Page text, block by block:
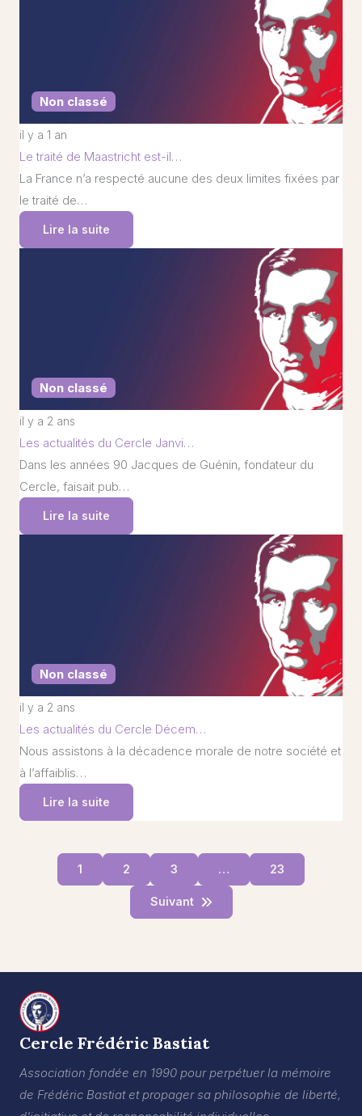
Non classé
il y a 1 an
Le traité de Maastricht est-il…
La France n’a respecté aucune des deux limites fixées par
le traité de…
Lire la suite
Non classé
il y a 2 ans
Les actualités du Cercle Janvi…
Dans les années 90 Jacques de Guénin, fondateur du
Cercle, faisait pub…
Lire la suite
Non classé
il y a 2 ans
Les actualités du Cercle Décem…
Nous assistons à la décadence morale de notre société et
à l’affaiblis…
Lire la suite
1 2 3 … 23
Suivant
Cercle Frédéric Bastiat
Association fondée en 1990 pour perpétuer la mémoire
de Frédéric Bastiat et propager sa philosophie de liberté,